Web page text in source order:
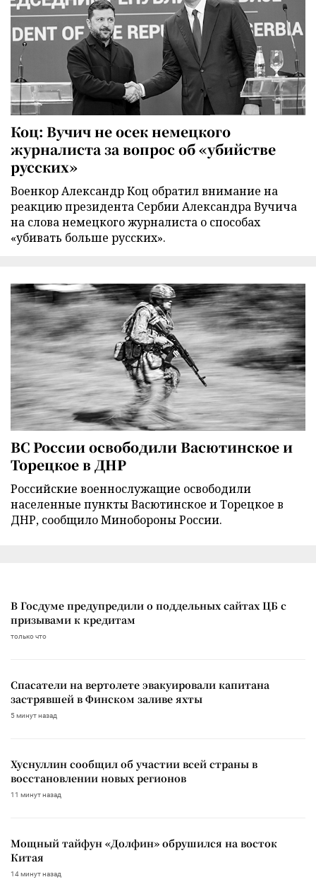
Коц: Вучич не осек немецкого
журналиста за вопрос об «убийстве
русских»
Военкор Александр Коц обратил внимание на
реакцию президента Сербии Александра Вучича
на слова немецкого журналиста о способах
«убивать больше русских».
ВС России освободили Васютинское и
Торецкое в ДНР
Российские военнослужащие освободили
населенные пункты Васютинское и Торецкое в
ДНР, сообщило Минобороны России.
В Госдуме предупредили о поддельных сайтах ЦБ с
призывами к кредитам
только что
Спасатели на вертолете эвакуировали капитана
застрявшей в Финском заливе яхты
5 минут назад
Хуснуллин сообщил об участии всей страны в
восстановлении новых регионов
11 минут назад
Мощный тайфун «Долфин» обрушился на восток
Китая
14 минут назад